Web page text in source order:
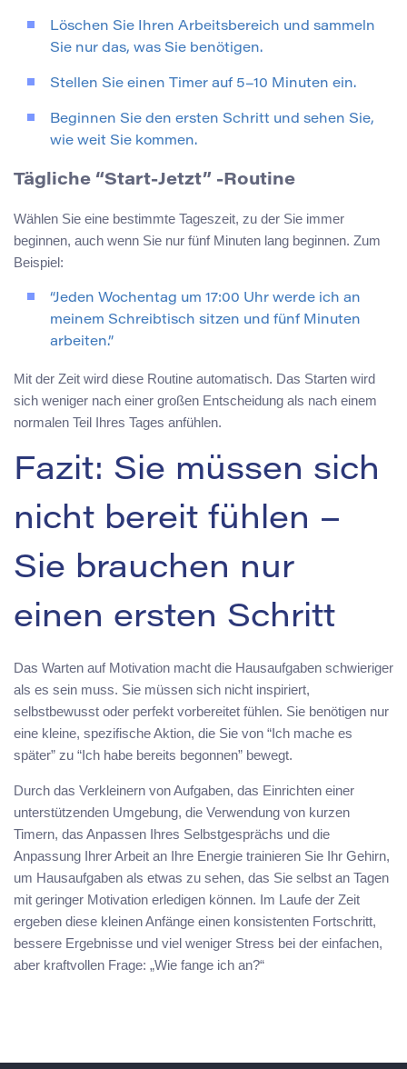
Löschen Sie Ihren Arbeitsbereich und sammeln
Sie nur das, was Sie benötigen.
Stellen Sie einen Timer auf 5–10 Minuten ein.
Beginnen Sie den ersten Schritt und sehen Sie,
wie weit Sie kommen.
Tägliche “Start-Jetzt” -Routine
Wählen Sie eine bestimmte Tageszeit, zu der Sie immer
beginnen, auch wenn Sie nur fünf Minuten lang beginnen. Zum
Beispiel:
“Jeden Wochentag um 17:00 Uhr werde ich an
meinem Schreibtisch sitzen und fünf Minuten
arbeiten.”
Mit der Zeit wird diese Routine automatisch. Das Starten wird
sich weniger nach einer großen Entscheidung als nach einem
normalen Teil Ihres Tages anfühlen.
Fazit: Sie müssen sich
nicht bereit fühlen –
Sie brauchen nur
einen ersten Schritt
Das Warten auf Motivation macht die Hausaufgaben schwieriger
als es sein muss. Sie müssen sich nicht inspiriert,
selbstbewusst oder perfekt vorbereitet fühlen. Sie benötigen nur
eine kleine, spezifische Aktion, die Sie von “Ich mache es
später” zu “Ich habe bereits begonnen” bewegt.
Durch das Verkleinern von Aufgaben, das Einrichten einer
unterstützenden Umgebung, die Verwendung von kurzen
Timern, das Anpassen Ihres Selbstgesprächs und die
Anpassung Ihrer Arbeit an Ihre Energie trainieren Sie Ihr Gehirn,
um Hausaufgaben als etwas zu sehen, das Sie selbst an Tagen
mit geringer Motivation erledigen können. Im Laufe der Zeit
ergeben diese kleinen Anfänge einen konsistenten Fortschritt,
bessere Ergebnisse und viel weniger Stress bei der einfachen,
aber kraftvollen Frage: „Wie fange ich an?“